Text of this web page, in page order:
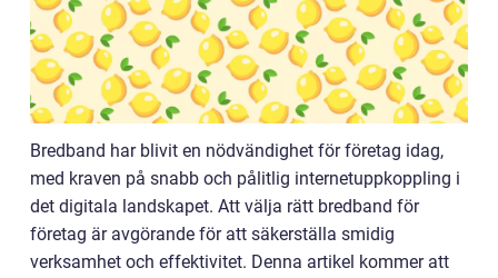
Bredband har blivit en nödvändighet för företag idag,
med kraven på snabb och pålitlig internetuppkoppling i
det digitala landskapet. Att välja rätt bredband för
företag är avgörande för att säkerställa smidig
verksamhet och effektivitet. Denna artikel kommer att